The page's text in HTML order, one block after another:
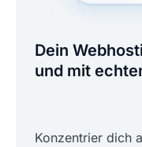
Dein
und mit
Konzentrier dich